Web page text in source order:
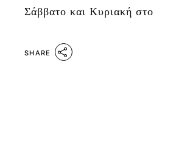
Σάββατο και Κυριακή στο
SHARE